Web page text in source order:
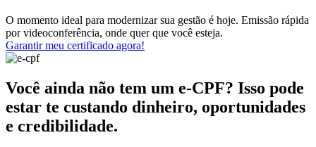
O momento ideal para modernizar sua gestão é hoje. Emissão rápida
por videoconferência, onde quer que você esteja.
Garantir meu certificado agora!
Você ainda não tem um e-CPF? Isso pode
estar te custando dinheiro, oportunidades
e credibilidade.